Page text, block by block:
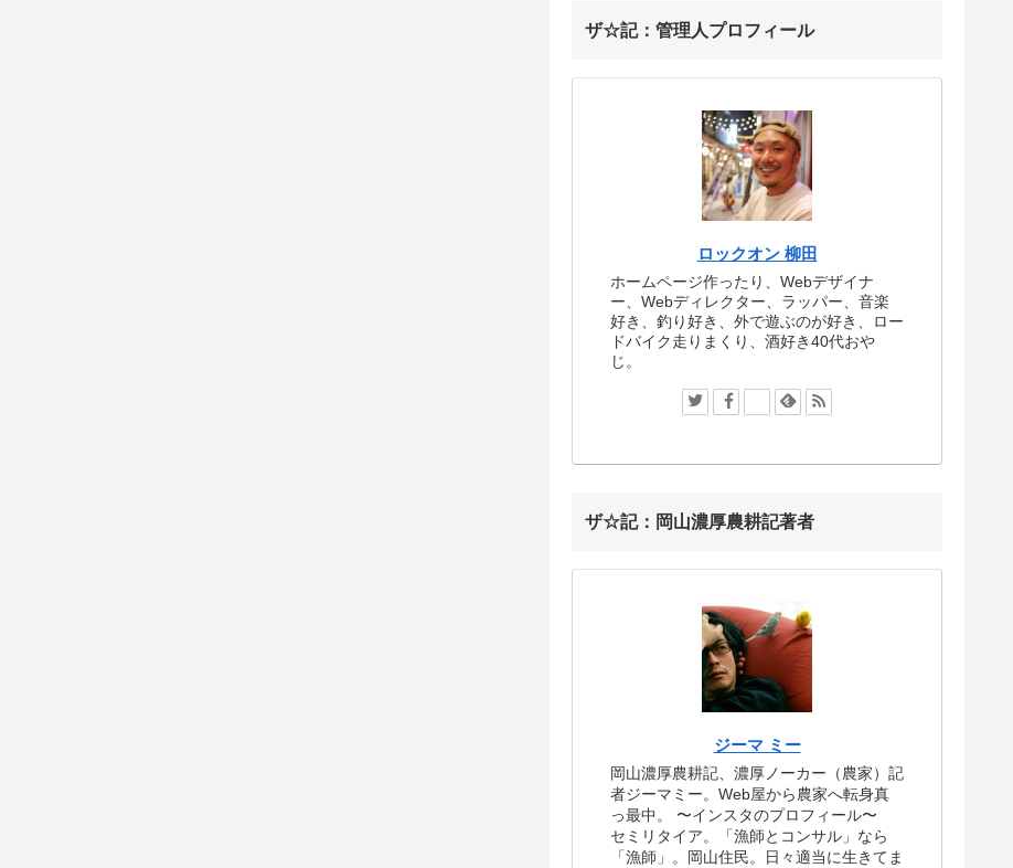
ザ☆記：管理人プロフィール
ロックオン 柳田
ホームページ作ったり、Webデザイナ
ー、Webディレクター、ラッパー、音楽
好き、釣り好き、外で遊ぶのが好き、ロー
ドバイク走りまくり、酒好き40代おや
じ。
ザ☆記：岡山濃厚農耕記著者
ジーマ ミー
岡山濃厚農耕記、濃厚ノーカー（農家）記
者ジーマミー。Web屋から農家へ転身真
っ最中。
〜インスタのプロフィール〜
セミリタイア。「漁師とコンサル」なら
「漁師」。岡山住民。日々適当に生きてま